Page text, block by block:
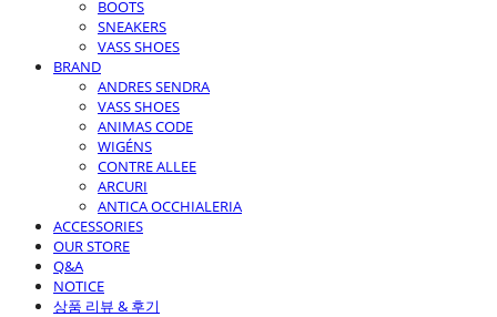
BOOTS
SNEAKERS
VASS SHOES
BRAND
ANDRES SENDRA
VASS SHOES
ANIMAS CODE
WIGÉNS
CONTRE ALLEE
ARCURI
ANTICA OCCHIALERIA
ACCESSORIES
OUR STORE
Q&A
NOTICE
상품 리뷰 & 후기